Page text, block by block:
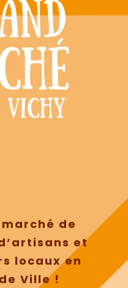
de
et
locaux en
Ville !